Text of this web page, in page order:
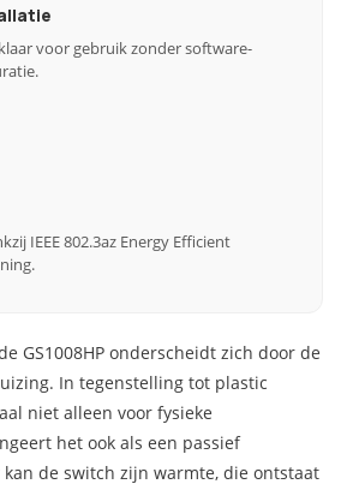
voor gebruik zonder software-
IEEE 802.3az Energy Efficient
GS1008HP onderscheidt zich door de
In tegenstelling tot plastic
niet alleen voor fysieke
het ook als een passief
de switch zijn warmte, die ontstaat